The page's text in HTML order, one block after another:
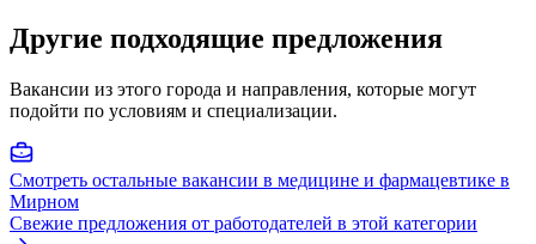
Другие подходящие предложения
Вакансии из этого города и направления, которые могут
подойти по условиям и специализации.
Смотреть остальные вакансии в медицине и фармацевтике в
Мирном
Свежие предложения от работодателей в этой категории